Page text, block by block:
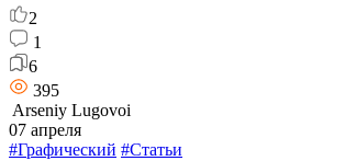
2
1
6
395
Arseniy Lugovoi
07 апреля
#Графический #Статьи